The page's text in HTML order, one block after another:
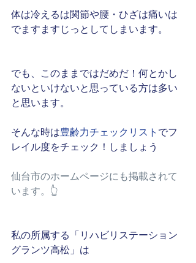
体は冷えるは関節や腰・ひざは痛いは
でますますじっとしてしまいます。
でも、このままではだめだ！何とかし
ないといけないと思っている方は多い
と思います。
そんな時は豊齢力チェックリスト でフ
レイル度をチェック！しましょう
仙台市のホームページにも掲載されて
います。👆
私の所属する「リハビリステーション
グランツ高松」は